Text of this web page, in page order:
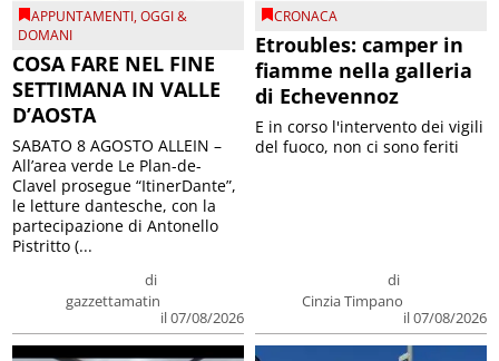
APPUNTAMENTI,OGGI &
DOMANI
COSA FARE NEL FINE
SETTIMANA IN VALLE
D’AOSTA
di
gazzettamatin
il 07/08/2026
SABATO 8 AGOSTO ALLEIN –
All’area verde Le Plan-de-
Clavel prosegue “ItinerDante”,
le letture dantesche, con la
partecipazione di Antonello
Pistritto (...
CRONACA
Etroubles: camper in
fiamme nella galleria
di Echevennoz
di
Cinzia Timpano
il 07/08/2026
E in corso l'intervento dei vigili
del fuoco, non ci sono feriti